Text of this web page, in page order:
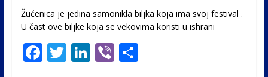
Žućenica je jedina samonikla biljka koja ima svoj festival .
U čast ovе biljke koja se vekovima koristi u ishrani
F T Li Vi S